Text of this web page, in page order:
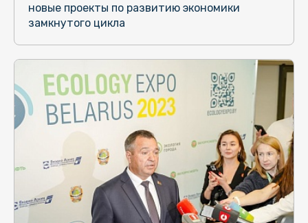
новые проекты по развитию экономики
замкнутого цикла